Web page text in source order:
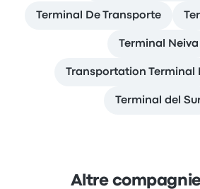
Terminal De Transporte
Terminal Neiva
Transportation Terminal
Terminal del
Altre